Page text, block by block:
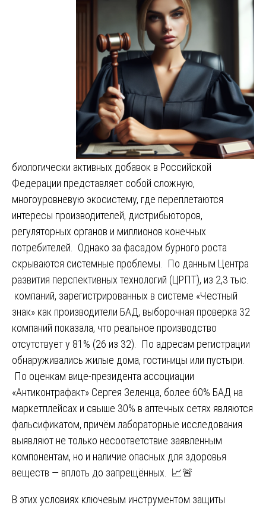
биологически активных добавок в Российской
Федерации представляет собой сложную,
многоуровневую экосистему, где переплетаются
интересы производителей, дистрибьюторов,
регуляторных органов и миллионов конечных
потребителей. Однако за фасадом бурного роста
скрываются системные проблемы. По данным Центра
развития перспективных технологий (ЦРПТ), из 2,3 тыс.
компаний, зарегистрированных в системе «Честный
знак» как производители БАД, выборочная проверка 32
компаний показала, что реальное производство
отсутствует у 81% (26 из 32). По адресам регистрации
обнаруживались жилые дома, гостиницы или пустыри.
По оценкам вице-президента ассоциации
«Антиконтрафакт» Сергея Зеленца, более 60% БАД на
маркетплейсах и свыше 30% в аптечных сетях являются
фальсификатом, причём лабораторные исследования
выявляют не только несоответствие заявленным
компонентам, но и наличие опасных для здоровья
веществ — вплоть до запрещённых. 📈🚨
В этих условиях ключевым инструментом защиты